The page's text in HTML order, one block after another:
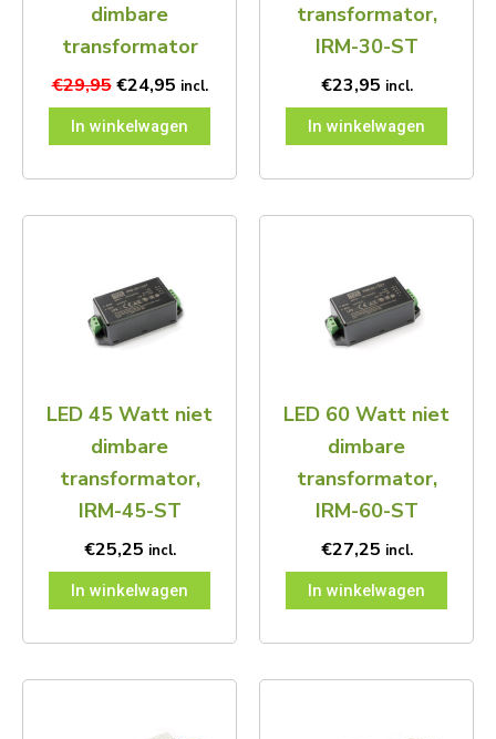
dimbare
transformator
€29,95 €24,95 incl.
In winkelwagen
transformator,
IRM-30-ST
€23,95 incl.
In winkelwagen
LED 45 Watt niet
dimbare
transformator,
IRM-45-ST
€25,25 incl.
In winkelwagen
LED 60 Watt niet
dimbare
transformator,
IRM-60-ST
€27,25 incl.
In winkelwagen